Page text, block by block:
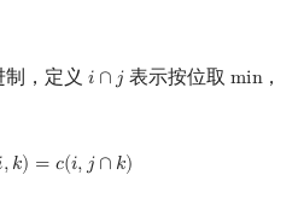
，定义 𝑖 ∩𝑗
i∩j 表示按位取 min
min，
,𝑘) = 𝑐(𝑖,𝑗 ∩ 𝑘)
i,k )=c(i,j ∩k)